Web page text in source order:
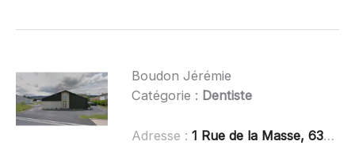
Boudon Jérémie
Catégorie : Dentiste
Adresse : 1 Rue de la Masse, 63600 Ambert